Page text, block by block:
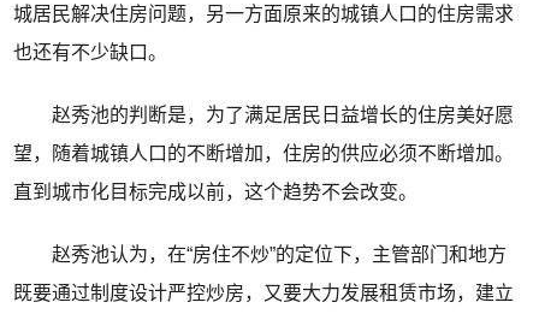
城居民解决住房问题，另一方面原来的城镇人口的住房需求
也还有不少缺口。
赵秀池的判断是，为了满足居民日益增长的住房美好愿
望，随着城镇人口的不断增加，住房的供应必须不断增加。
直到城市化目标完成以前，这个趋势不会改变。
赵秀池认为，在“房住不炒”的定位下，主管部门和地方
既要通过制度设计严控炒房，又要大力发展租赁市场，建立